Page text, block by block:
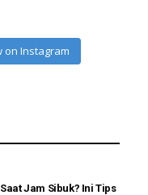
on Instagram
Jam Sibuk? Ini Tips